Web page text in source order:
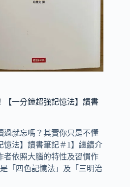
【一分鐘超強記憶法】讀書
過就忘嗎？其實你只是不懂
憶法】讀書筆記＃1】繼續介
者依照大腦的特性及習慣作
「四色記憶法」及「三明治